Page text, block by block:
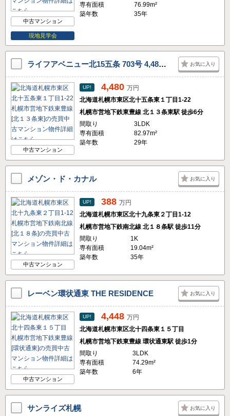
中古マンション
現地見学会
専有面積
76.99m²
築年数
35年
ライフアベニュー北15五条 703号 4,480万円 お気に入り
中古マンション
UP! 4,480 万円
北海道札幌市東区北十五条東１丁目1-22
札幌市営地下鉄東豊線 北１３条東駅 徒歩6分
間取り
3LDK
専有面積
82.97m²
築年数
29年
メゾン・ド・カナル お気に入り
中古マンション
UP! 388 万円
北海道札幌市東区北十九条東２丁目1-12
札幌市営地下鉄南北線 北１８条駅 徒歩11分
間取り
1K
専有面積
19.04m²
築年数
35年
レーベン環状通東 THE RESIDENCE お気に入り
中古マンション
UP! 4,448 万円
北海道札幌市東区北十四条東１５丁目
札幌市営地下鉄東豊線 環状通東駅 徒歩1分
間取り
3LDK
専有面積
74.29m²
築年数
6年
サンライズ札幌 お気に入り